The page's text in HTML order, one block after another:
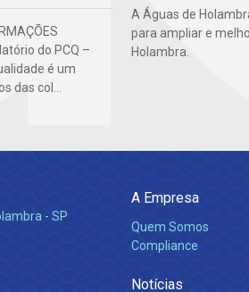
do PCQ –
é um
das col...
A Águas de
para ampliar e
Holambra.
- SP
A Empresa
Quem Somos
Compliance
Notícias